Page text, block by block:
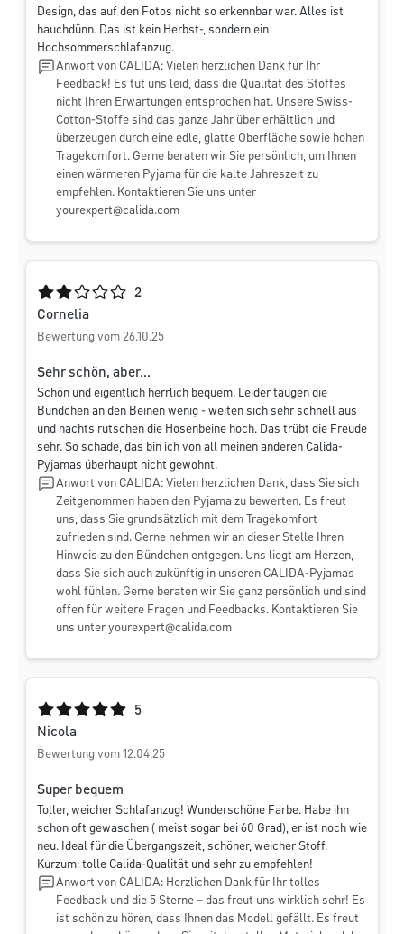
Design, das auf den Fotos nicht so erkennbar war. Alles ist
hauchdünn. Das ist kein Herbst-, sondern ein
Hochsommerschlafanzug.
Anwort von CALIDA: Vielen herzlichen Dank für Ihr
Feedback! Es tut uns leid, dass die Qualität des Stoffes
nicht Ihren Erwartungen entsprochen hat. Unsere Swiss-
Cotton-Stoffe sind das ganze Jahr über erhältlich und
überzeugen durch eine edle, glatte Oberfläche sowie hohen
Tragekomfort. Gerne beraten wir Sie persönlich, um Ihnen
einen wärmeren Pyjama für die kalte Jahreszeit zu
empfehlen. Kontaktieren Sie uns unter
yourexpert@calida.com
Durchschnittliche Bewertung von 2 von 5 Sternen
2
Cornelia
Bewertung vom 26.10.25
Sehr schön, aber...
Schön und eigentlich herrlich bequem. Leider taugen die
Bündchen an den Beinen wenig - weiten sich sehr schnell aus
und nachts rutschen die Hosenbeine hoch. Das trübt die Freude
sehr. So schade, das bin ich von all meinen anderen Calida-
Pyjamas überhaupt nicht gewohnt.
Anwort von CALIDA: Vielen herzlichen Dank, dass Sie sich
Zeitgenommen haben den Pyjama zu bewerten. Es freut
uns, dass Sie grundsätzlich mit dem Tragekomfort
zufrieden sind. Gerne nehmen wir an dieser Stelle Ihren
Hinweis zu den Bündchen entgegen. Uns liegt am Herzen,
dass Sie sich auch zukünftig in unseren CALIDA-Pyjamas
wohl fühlen. Gerne beraten wir Sie ganz persönlich und sind
offen für weitere Fragen und Feedbacks. Kontaktieren Sie
uns unter yourexpert@calida.com
Durchschnittliche Bewertung von 5 von 5 Sternen
5
Nicola
Bewertung vom 12.04.25
Super bequem
Toller, weicher Schlafanzug! Wunderschöne Farbe. Habe ihn
schon oft gewaschen ( meist sogar bei 60 Grad), er ist noch wie
neu. Ideal für die Übergangszeit, schöner, weicher Stoff.
Kurzum: tolle Calida-Qualität und sehr zu empfehlen!
Anwort von CALIDA: Herzlichen Dank für Ihr tolles
Feedback und die 5 Sterne – das freut uns wirklich sehr! Es
ist schön zu hören, dass Ihnen das Modell gefällt. Es freut